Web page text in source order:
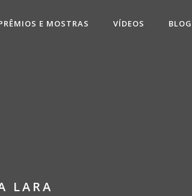
E MOSTRAS VÍDEOS BLOG
LARA